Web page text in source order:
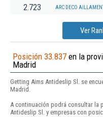
2.723 ARC DECO
Ver
Posición 33.837 en la
Madrid
Getting Aims Antideslip Sl. se
Madrid.
A continuación podrá consultar la
Antideslip Sl. y empresas con